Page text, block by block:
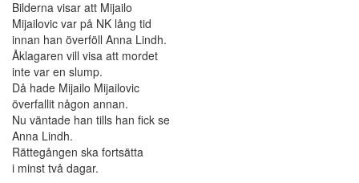
Bilderna visar att Mijailo
Mijailovic var på NK lång tid
innan han överföll Anna Lindh.
Åklagaren vill visa att mordet
inte var en slump.
Då hade Mijailo Mijailovic
överfallit någon annan.
Nu väntade han tills han fick se
Anna Lindh.
Rättegången ska fortsätta
i minst två dagar.